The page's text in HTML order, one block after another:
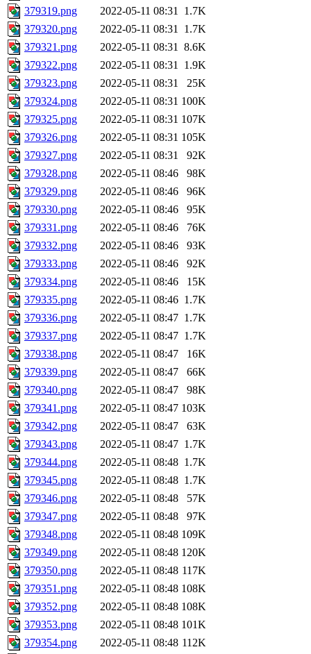
379319.png
2022-05-11 08:31 1.7K
379320.png
2022-05-11 08:31 1.7K
379321.png
2022-05-11 08:31 8.6K
379322.png
2022-05-11 08:31 1.9K
379323.png
2022-05-11 08:31
25K
379324.png
2022-05-11 08:31 100K
379325.png
2022-05-11 08:31 107K
379326.png
2022-05-11 08:31 105K
379327.png
2022-05-11 08:31
92K
379328.png
2022-05-11 08:46
98K
379329.png
2022-05-11 08:46
96K
379330.png
2022-05-11 08:46
95K
379331.png
2022-05-11 08:46
76K
379332.png
2022-05-11 08:46
93K
379333.png
2022-05-11 08:46
92K
379334.png
2022-05-11 08:46
15K
379335.png
2022-05-11 08:46 1.7K
379336.png
2022-05-11 08:47 1.7K
379337.png
2022-05-11 08:47 1.7K
379338.png
2022-05-11 08:47
16K
379339.png
2022-05-11 08:47
66K
379340.png
2022-05-11 08:47
98K
379341.png
2022-05-11 08:47 103K
379342.png
2022-05-11 08:47
63K
379343.png
2022-05-11 08:47 1.7K
379344.png
2022-05-11 08:48 1.7K
379345.png
2022-05-11 08:48 1.7K
379346.png
2022-05-11 08:48
57K
379347.png
2022-05-11 08:48
97K
379348.png
2022-05-11 08:48 109K
379349.png
2022-05-11 08:48 120K
379350.png
2022-05-11 08:48 117K
379351.png
2022-05-11 08:48 108K
379352.png
2022-05-11 08:48 108K
379353.png
2022-05-11 08:48 101K
379354.png
2022-05-11 08:48 112K